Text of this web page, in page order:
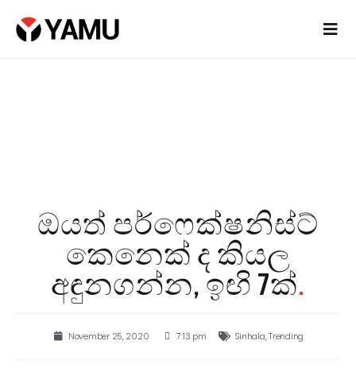
ඔයත් පර්ෆෙක්ෂනිස්ට්
කෙනෙක් ද කියල
අඳුනගන්න, ඉඟි 7ක්.
November 25, 2020 7:13 pm Sinhala,Trending